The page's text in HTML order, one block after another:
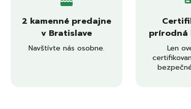
2 kamenné predajne
v Bratislave
Navštívte nás osobne.
prírodná
Len